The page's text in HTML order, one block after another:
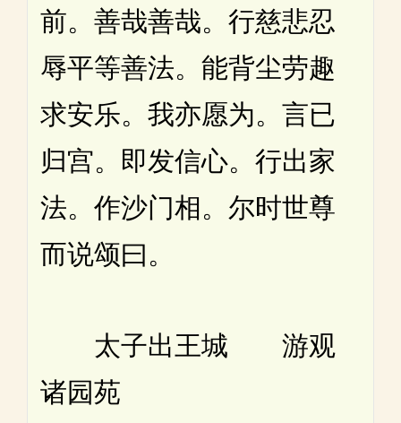
前。善哉善哉。行慈悲忍
辱平等善法。能背尘劳趣
求安乐。我亦愿为。言已
归宫。即发信心。行出家
法。作沙门相。尔时世尊
而说颂曰。
太子出王城 游观
诸园苑